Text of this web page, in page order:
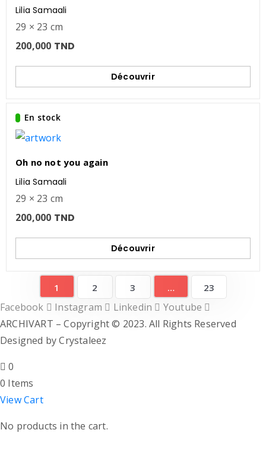
Lilia Samaali
29 × 23 cm
200,000 TND
Découvrir
En stock
Oh no not you again
Lilia Samaali
29 × 23 cm
200,000 TND
Découvrir
1 2 3 … 23
Facebook Instagram Linkedin
Youtube
ARCHIVART – Copyright © 2023. All Rights Reserved
Designed by Crystaleez
0
0 Items
View Cart
No products in the cart.